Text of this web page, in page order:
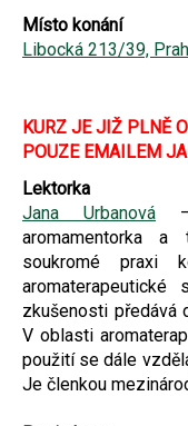
Místo konání
Libocká 213/39,
KURZ JE JIŽ PLNĚ
POUZE EMAILEM
Lektorka
Jana Urbanová –
aromamentorka
soukromé praxi
zkušenosti předává
V oblasti
použití se dále
Je členkou